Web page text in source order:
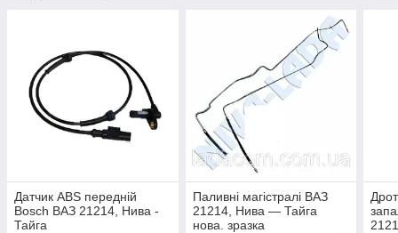
Датчик ABS передній
Bosch ВАЗ 21214, Нива -
Тайга
Паливні магістралі ВАЗ
21214, Нива — Тайга
нова. зразка